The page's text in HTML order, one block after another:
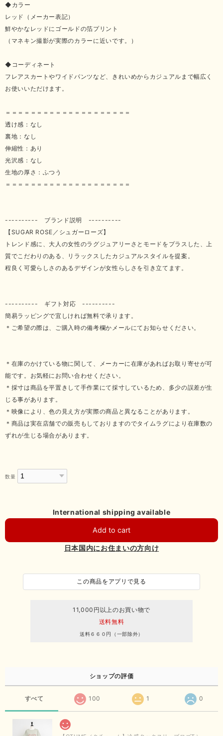
◆カラー
レッド（メーカー表記）
鮮やかなレッドにゴールドの箔プリント
（マネキン撮影が実際のカラーに近いです。）
◆コーディネート
フレアスカートやワイドパンツなど、きれいめからカジュアルまで幅広く
お使いいただけます。
＝＝＝＝＝＝＝＝＝＝＝＝＝＝＝＝＝＝＝＝
透け感：なし
裏地：なし
伸縮性：あり
光沢感：なし
生地の厚さ：ふつう
＝＝＝＝＝＝＝＝＝＝＝＝＝＝＝＝＝＝＝＝
---------- ブランド説明 ----------
【SUGAR ROSE／シュガーローズ】
トレンド感に、大人の女性のラグジュアリーさとモードをプラスした、上
質でこだわりのある、リラックスしたカジュアルスタイルを提案。
程良く可愛らしさのあるデザインが女性らしさを引き立てます。
---------- ギフト対応 ----------
簡易ラッピングで宜しければ無料で承ります。
＊ご希望の際は、ご購入時の備考欄かメールにてお知らせください。
＊在庫のかけている物に関して、メーカーに在庫があればお取り寄せが可
能です。お気軽にお問い合わせください。
＊採寸は商品を平置きして手作業にて採寸しているため、多少の誤差が生
じる事があります。
＊映像により、色の見え方が実際の商品と異なることがあります。
＊商品は実在店舗での販売もしておりますのでタイムラグにより在庫数の
ずれが生じる場合があります。
数量
International shipping available
Add to cart
日本国内にお住まいの方向け
この商品をアプリで見る
11,000円以上のお買い物で
送料無料
送料６６０円（一部除外）
ショップの評価
すべて 100 1 0